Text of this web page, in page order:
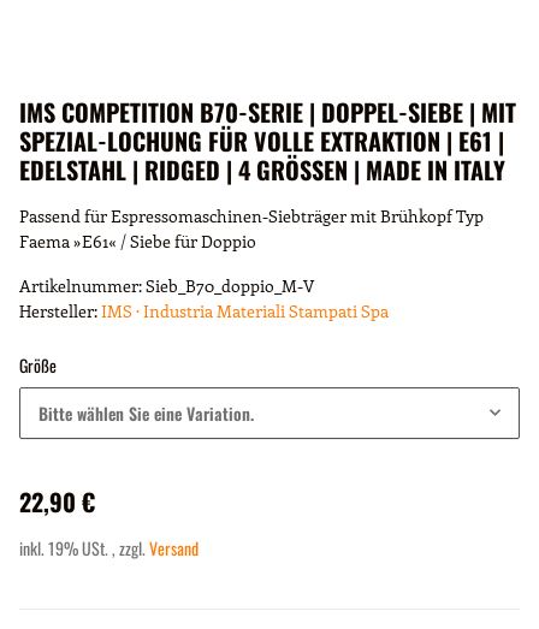
IMS COMPETITION B70-SERIE | DOPPEL-SIEBE | MIT
SPEZIAL-LOCHUNG FÜR VOLLE EXTRAKTION | E61 |
EDELSTAHL | RIDGED | 4 GRÖSSEN | MADE IN ITALY
Passend für Espressomaschinen-Siebträger mit Brühkopf Typ
Faema »E61« / Siebe für Doppio
Artikelnummer:Sieb_B70_doppio_M-V
Hersteller:IMS · Industria Materiali Stampati Spa
Größe
Bitte wählen Sie eine Variation.
22,90 €
inkl. 19% USt. , zzgl.Versand